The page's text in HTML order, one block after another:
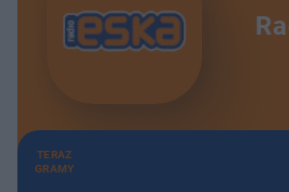
TERAZ
GRAMY